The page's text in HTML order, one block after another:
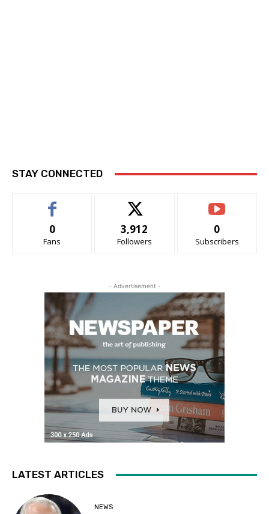
STAY CONNECTED
0
Fans
3,912
Followers
0
Subscribers
- Advertisement -
LATEST ARTICLES
NEWS